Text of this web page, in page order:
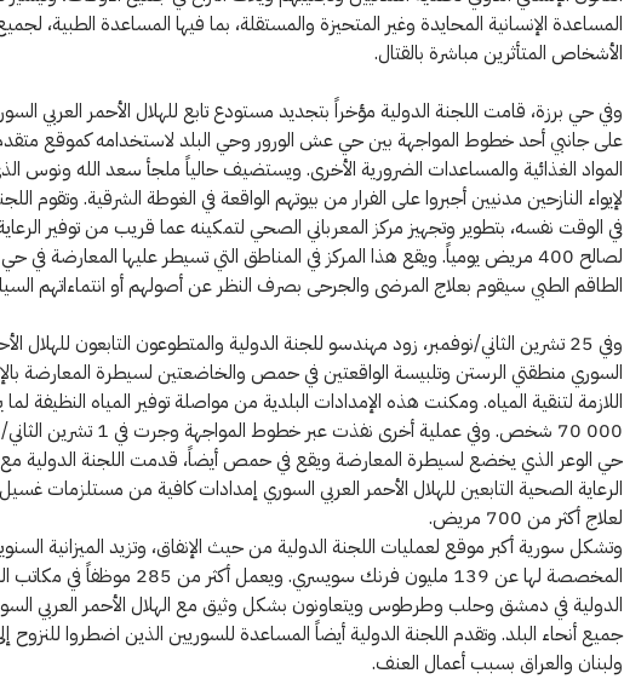
المساعدة الإنسانية المحايدة وغير المتحيزة والمستقلة، بما فيها المساعدة الطبية،
الأشخاص المتأثرين مباشرة بالقتال.
وفي حي برزة، قامت اللجنة الدولية مؤخراً بتجديد مستودع تابع للهلال الأحمر العربي
على جانبي أحد خطوط المواجهة بين حي عش الورور وحي البلد لاستخدامه كموقع
المواد الغذائية والمساعدات الضرورية الأخرى. ويستضيف حالياً ملجأ سعد الله ونوس
لإيواء النازحين مدنيين أجبروا على الفرار من بيوتهم الواقعة في الغوطة الشرقية. وتقوم
في الوقت نفسه، بتطوير وتجهيز مركز المعرباني الصحي لتمكينه عما قريب من توفير
لصالح 400 مريض يومياً. ويقع هذا المركز في المناطق التي تسيطر عليها المعارضة في
الطاقم الطبي سيقوم بعلاج المرضى والجرحى بصرف النظر عن أصولهم أو انتماءاتهم
وفي 25 تشرين الثاني/نوفمبر، زود مهندسو للجنة الدولية والمتطوعون التابعون للهلال
السوري منطقتي الرستن وتلبيسة الواقعتين في حمص والخاضعتين لسيطرة المعارضة
اللازمة لتنقية المياه. ومكنت هذه الإمدادات البلدية من مواصلة توفير المياه النظيفة
000 70 شخص. وفي عملية أخرى نفذت عبر خطوط
حي الوعر الذي يخضع لسيطرة المعارضة ويقع في حمص أيضاً، قدمت اللجنة الدولية
الرعاية الصحية التابعين للهلال الأحمر العربي السوري إمدادات كافية من مستلزمات
لعلاج أكثر من 700 مريض.
وتشكل سورية أكبر موقع لعمليات اللجنة الدولية من حيث الإنفاق، وتزيد الميزانية
المخصصة لها عن 139 مليون فرنك سويسري. ويعمل أكثر من 285
الدولية في دمشق وحلب وطرطوس ويتعاونون بشكل وثيق مع الهلال الأحمر العربي
جميع أنحاء البلد. وتقدم اللجنة الدولية أيضاً المساعدة للسوريين الذين اضطروا للنزوح
ولبنان والعراق بسبب أعمال العنف.